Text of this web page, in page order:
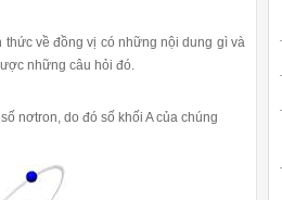
về đồng vị có những nội dung gì và
những câu hỏi đó.
nơtron, do đó số khối A của chúng